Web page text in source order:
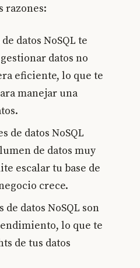
razones:
datos NoSQL te
datos no
eficiente, lo que te
manejar una
de datos NoSQL
de datos muy
escalar tu base de
crece.
de datos NoSQL son
lo que te
de tus datos